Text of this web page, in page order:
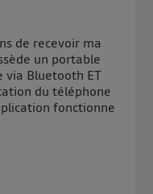
de recevoir ma
un portable
via Bluetooth ET
du téléphone
fonctionne